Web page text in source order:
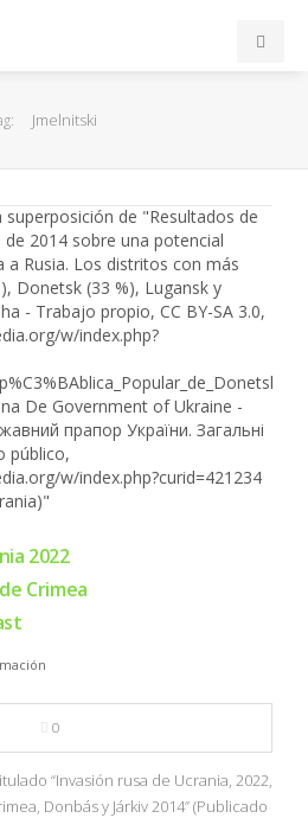
Jmelnitski
2022
Crimea
0
“Invasión rusa de Ucrania, 2022,
Donbás y Járkiv 2014” (Publicado